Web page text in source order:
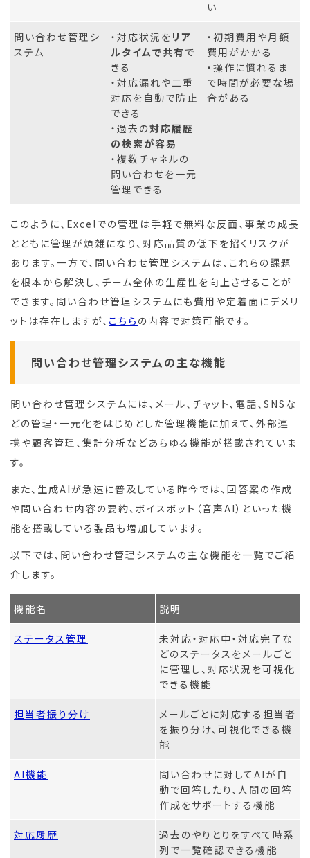
い
問い合わせ管理シ
ステム
・対応状況を リア
ルタイムで共有で
きる
・対応漏れや二重
対応を自動で防止
できる
・過去の対応履歴
の検索が容易
・複数チャネルの
問い合わせを一元
管理できる
・初期費用や月額
費用がかかる
・操作に慣れるま
で時間が必要な場
合がある
このように、Excelでの管理は手軽で無料な反面、事業の成長
とともに管理が煩雑になり、対応品質の低下を招くリスクが
あります。一方で、問い合わせ管理システムは、これらの課題
を根本から解決し、チーム全体の生産性を向上させることが
できます。問い合わせ管理システムにも費用や定着面にデメリ
ットは存在しますが、 こちら の内容で対策可能です。
問い合わせ管理システムの主な機能
問い合わせ管理システムには、メール、チャット、電話、SNSな
どの管理・一元化をはじめとした管理機能に加えて、外部連
携や顧客管理、集計分析などあらゆる機能が搭載されていま
す。
また、生成AIが急速に普及している昨今では、回答案の作成
や問い合わせ内容の要約、ボイスボット（音声AI）といった機
能を搭載している製品も増加しています。
以下では、問い合わせ管理システムの主な機能を一覧でご紹
介します。
機能名 説明
ステータス管理
未対応・対応中・対応完了な
どのステータスをメールごと
に管理し、対応状況を可視化
できる機能
担当者振り分け
メールごとに対応する担当者
を振り分け、可視化できる機
能
AI機能
問い合わせに対してAIが自
動で回答したり、人間の回答
作成をサポートする機能
対応履歴
過去のやりとりをすべて時系
列で一覧確認できる機能